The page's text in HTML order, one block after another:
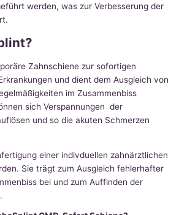
werden, was zur Verbesserung der
Zahnschiene zur sofortigen
und dient dem Ausgleich von
im Zusammenbiss
sich Verspannungen der
und so die akuten Schmerzen
einer indivduellen zahnärztlichen
Sie trägt zum Ausgleich fehlerhafter
bei und zum Auffinden der